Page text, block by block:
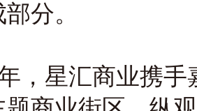
分。
星汇商业携手